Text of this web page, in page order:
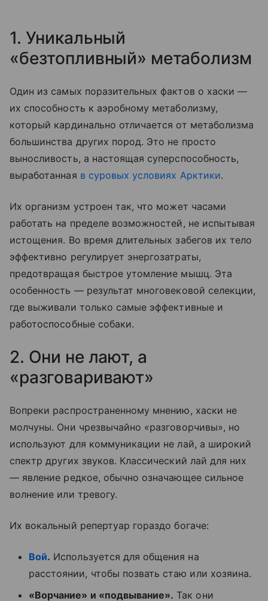
1. Уникальный
«безтопливный» метаболизм
Один из самых поразительных фактов о хаски —
их способность к аэробному метаболизму,
который кардинально отличается от метаболизма
большинства других пород. Это не просто
выносливость, а настоящая суперспособность,
выработанная в суровых условиях Арктики.
Их организм устроен так, что может часами
работать на пределе возможностей, не испытывая
истощения. Во время длительных забегов их тело
эффективно регулирует энергозатраты,
предотвращая быстрое утомление мышц. Эта
особенность — результат многовековой селекции,
где выживали только самые эффективные и
работоспособные собаки.
2. Они не лают, а
«разговаривают»
Вопреки распространенному мнению, хаски не
молчуны. Они чрезвычайно «разговорчивы», но
используют для коммуникации не лай, а широкий
спектр других звуков. Классический лай для них
— явление редкое, обычно означающее сильное
волнение или тревогу.
Их вокальный репертуар гораздо богаче:
Вой. Используется для общения на
расстоянии, чтобы позвать стаю или хозяина.
«Ворчание» и «подвывание». Так они